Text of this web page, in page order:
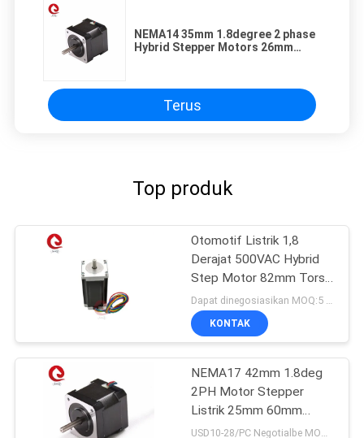
NEMA14 35mm 1.8degree 2 phase
Hybrid Stepper Motors 26mm
Terus
Top produk
Otomotif Listrik 1,8
Derajat 500VAC Hybrid
Step Motor 82mm Torsi
Tinggi
Dapat dinegosiasikan MOQ:5 pcs
KONTAK
NEMA17 42mm 1.8deg
2PH Motor Stepper
Listrik 25mm 60mm
panjang untuk 3D Printer